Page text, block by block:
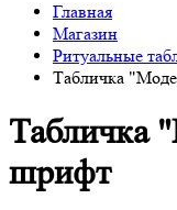
Главная
Магазин
Ритуальные
Табличка
Табличка
шрифт